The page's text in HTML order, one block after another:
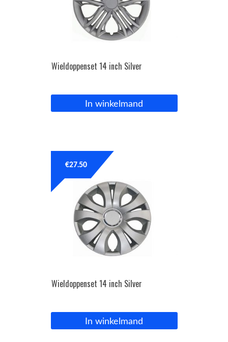
Wieldoppenset 14 inch Silver
In winkelmand
Wieldoppenset 14 inch Silver
€27.50
In winkelmand